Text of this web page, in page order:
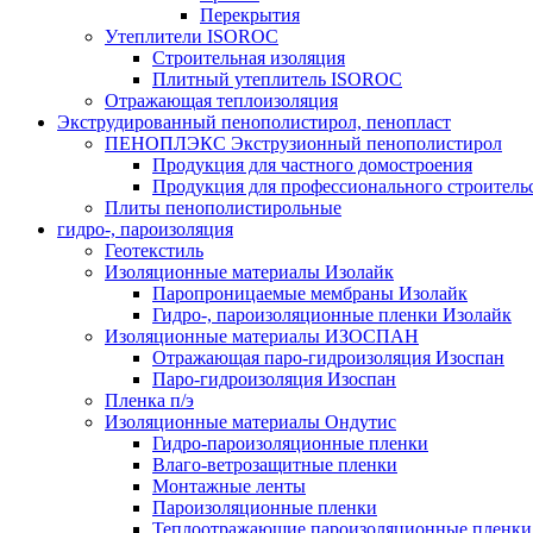
Перекрытия
Утеплители ISOROC
Строительная изоляция
Плитный утеплитель ISOROC
Отражающая теплоизоляция
Экструдированный пенополистирол, пенопласт
ПЕНОПЛЭКС Экструзионный пенополистирол
Продукция для частного домостроения
Продукция для профессионального
Плиты пенополистирольные
гидро-, пароизоляция
Геотекстиль
Изоляционные материалы Изолайк
Паропроницаемые мембраны Изолайк
Гидро-, пароизоляционные пленки Изолайк
Изоляционные материалы ИЗОСПАН
Отражающая паро-гидроизоляция Изоспан
Паро-гидроизоляция Изоспан
Пленка п/э
Изоляционные материалы Ондутис
Гидро-пароизоляционные пленки
Влаго-ветрозащитные пленки
Монтажные ленты
Пароизоляционные пленки
Теплоотражающие пароизоляционные пленки